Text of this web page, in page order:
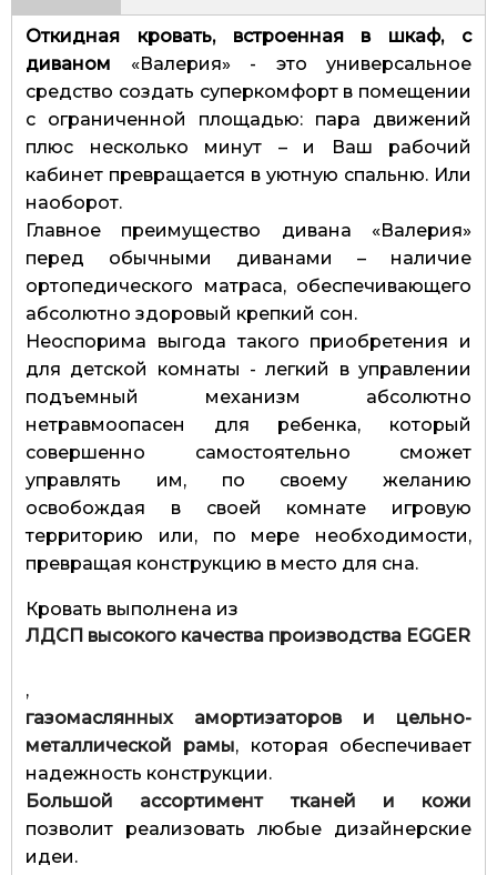
Откидная кровать, встроенная в шкаф, с
диваном «Валерия» - это универсальное
средство создать суперкомфорт в помещении
с ограниченной площадью: пара движений
плюс несколько минут – и Ваш рабочий
кабинет превращается в уютную спальню. Или
наоборот.
Главное преимущество дивана «Валерия»
перед обычными диванами – наличие
ортопедического матраса, обеспечивающего
абсолютно здоровый крепкий сон.
Неоспорима выгода такого приобретения и
для детской комнаты - легкий в управлении
подъемный механизм абсолютно
нетравмоопасен для ребенка, который
совершенно самостоятельно сможет
управлять им, по своему желанию
освобождая в своей комнате игровую
территорию или, по мере необходимости,
превращая конструкцию в место для сна.
Кровать выполнена из
ЛДСП высокого качества производства EGGER
,
газомаслянных амортизаторов и цельно-
металлической рамы, которая обеспечивает
надежность конструкции.
Большой ассортимент тканей и кожи
позволит реализовать любые дизайнерские
идеи.